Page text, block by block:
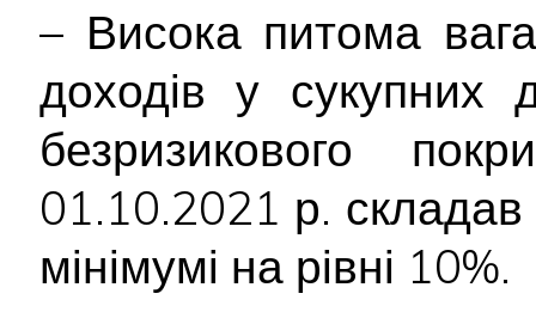
– Висока питома вага
доходів у сукупних
безризикового
01.10.2021 р.
мінімумі на рівні 10%.